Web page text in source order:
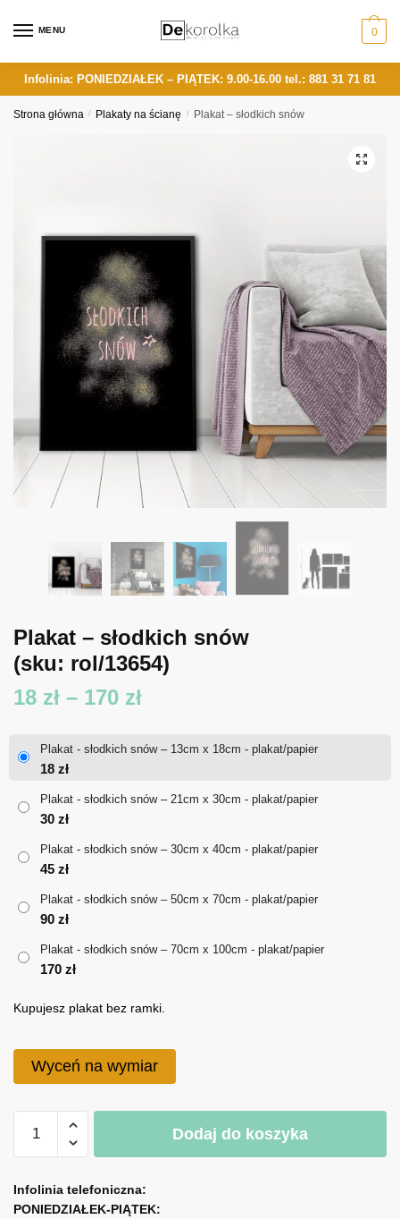
MENU 0
Infolinia: PONIEDZIAŁEK – PIĄTEK: 9.00-16.00 tel.: 881 31 71 81
Strona główna / Plakaty na ścianę / Plakat – słodkich snów
Plakat – słodkich snów
(sku: rol/13654)
18 zł – 170 złZakres
18 zł
Plakat - słodkich snów – 13cm x 18cm - plakat/papier
18 zł
Plakat - słodkich snów – 21cm x 30cm - plakat/papier
30 zł
Plakat - słodkich snów – 30cm x 40cm - plakat/papier
45 zł
Plakat - słodkich snów – 50cm x 70cm - plakat/papier
90 zł
Plakat - słodkich snów – 70cm x 100cm - plakat/papier
170 zł
Kupujesz plakat bez ramki.
Wyceń na wymiar
Plakat
słodkich
snów
Dodaj do koszyka
l
t
Infolinia telefoniczna:
PONIEDZIAŁEK-PIĄTEK: